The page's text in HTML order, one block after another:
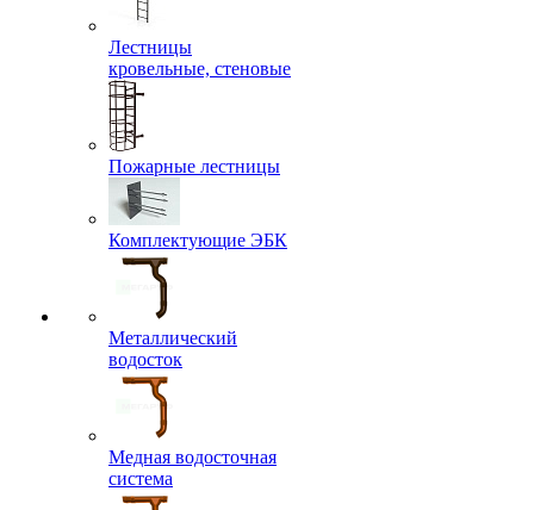
Лестницы
кровельные, стеновые
Пожарные лестницы
Комплектующие ЭБК
Металлический
водосток
Медная водосточная
система